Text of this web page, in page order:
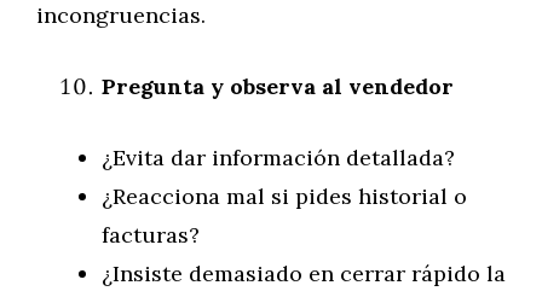
incongruencias.
Pregunta y observa al vendedor
¿Evita dar información detallada?
¿Reacciona mal si pides historial o
facturas?
¿Insiste demasiado en cerrar rápido la